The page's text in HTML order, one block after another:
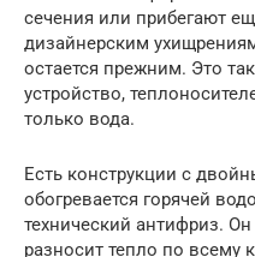
сечения или прибегают
дизайнерским
остается прежним. Это
устройство,
только вода.
Есть конструкции с
обогревается горячей
технический антифриз.
разносит тепло по всему